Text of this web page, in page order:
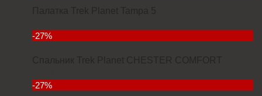
-27%
-27%